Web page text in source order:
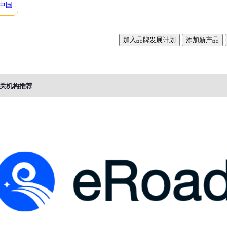
国
加入品牌发展计划 添加新产品
机构推荐